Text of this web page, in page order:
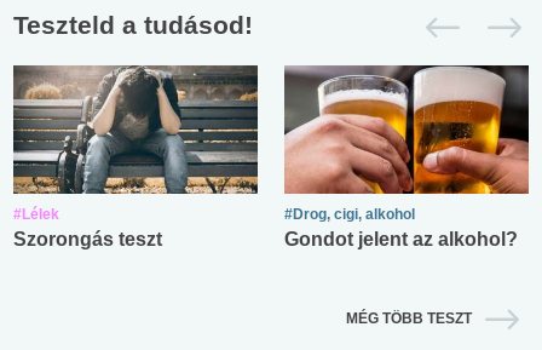
Teszteld a tudásod!
#Lélek
Szorongás teszt
#Drog, cigi, alkohol
Gondot jelent az alkohol?
MÉG TÖBB TESZT